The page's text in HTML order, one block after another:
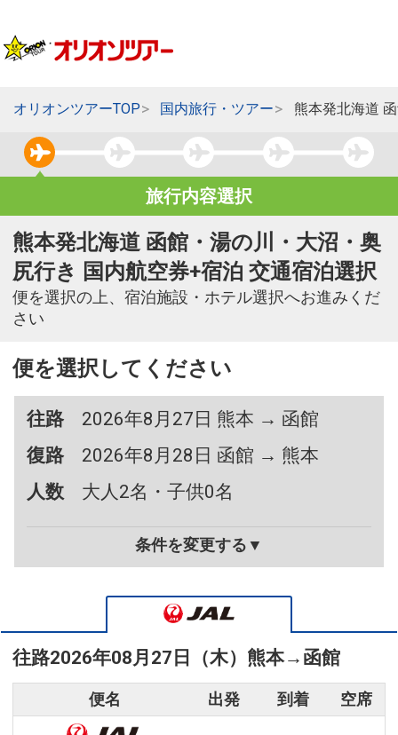
オリオンツアーTOP 国内旅行・ツアー 熊本発北海道
旅行内容選択
熊本発北海道 函館・湯の川・大沼・奥
尻行き 国内航空券+宿泊 交通宿泊選択
便を選択の上、宿泊施設・ホテル選択へお進みくだ
さい
便を選択してください
往路
2026年8月27日 熊本 → 函館
復路
2026年8月28日 函館 → 熊本
人数
大人2名・子供0名
条件を変更する▼
往路2026年08月27日（木） 熊本→ 函館
便名 出発 到着 空席